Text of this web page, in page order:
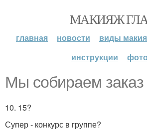
МАКИЯЖ
главная новости виды
инструкции
фото
Мы собираем заказ
10. 15?
Супер - конкурс в группе?